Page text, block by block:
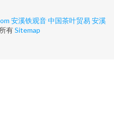
安溪铁观音中国茶叶贸易 安溪
有Sitemap